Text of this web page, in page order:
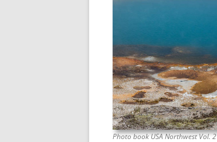
Photo book USA Northwest Vol. 2